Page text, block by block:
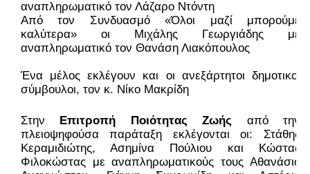
αναπληρωματικό τον Λάζαρο Ντόντη
Από τον Συνδυασμό «Όλοι μαζί μπορούμε
καλύτερα» οι Μιχάλης Γεωργιάδης με
αναπληρωματικό τον Θανάση Λιακόπουλος
Ένα μέλος εκλέγουν και οι ανεξάρτητοι δημοτικοί
σύμβουλοι, τον κ. Νίκο Μακρίδη
Στην Επιτροπή Ποιότητας Ζωής από την
πλειοψηφούσα παράταξη εκλέγονται οι: Στάθης
Κεραμιδιώτης, Ασημίνα Πούλιου και Κώστας
Φιλοκώστας με αναπληρωματικούς τους Αθανάσιο